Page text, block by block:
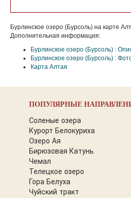
Бурлинское озеро (Бурсоль) на карте
Дополнительная информация:
Бурлинское озеро (Бурсоль) :
Бурлинское озеро (Бурсоль) :
Карта Алтая
ПОПУЛЯРНЫЕ
Соленые озера
Курорт Белокуриха
Озеро Ая
Бирюзовая Катунь
Чемал
Телецкое озеро
Гора Белуха
Чуйский тракт